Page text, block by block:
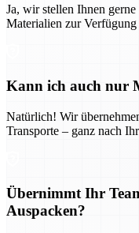
Ja, wir stellen Ihnen
Materialien zur
Kann ich auch nur
Natürlich! Wir
Transporte – ganz nach
Übernimmt Ihr
Auspacken?